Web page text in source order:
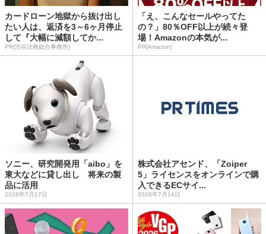
カードローン地獄から抜け出し
たい人は、返済を3～6ヶ月停止
して『大幅に減額してか...
PR(渋谷法務総合事務所)
「え、こんなセールやってた
の？」80％OFF以上が続々登
場！Amazonの本気が...
PR(Amazon)
ソニー、研究開発用「aibo」を
東大などに貸し出し 将来の製
品に活用
2026年7月17日
株式会社アセンド、「Zoiper
5」ライセンスをオンラインで購
入できるECサイ...
2026年7月14日